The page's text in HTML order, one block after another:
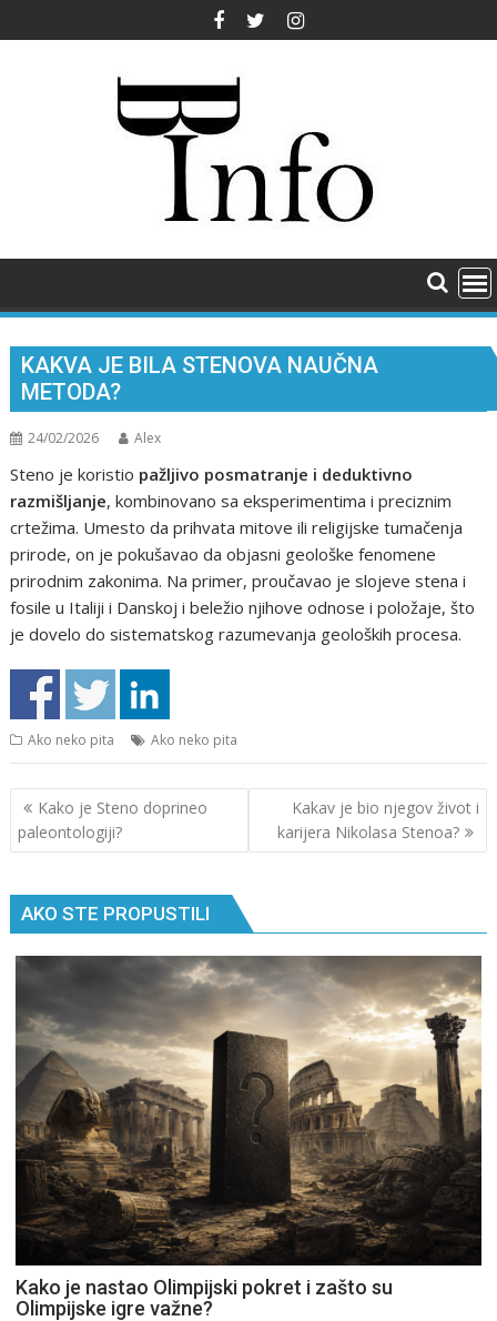
to
KAKVA JE BILA STENOVA NAUČNA
METODA?
24/02/2026 Alex
Steno je koristio pažljivo posmatranje i deduktivno
razmišljanje, kombinovano sa eksperimentima i preciznim
crtežima. Umesto da prihvata mitove ili religijske tumačenja
prirode, on je pokušavao da objasni geološke fenomene
prirodnim zakonima. Na primer, proučavao je slojeve stena i
fosile u Italiji i Danskoj i beležio njihove odnose i položaje, što
je dovelo do sistematskog razumevanja geoloških procesa.
Ako neko pita Ako neko pita
Кретање
чланка
Kako je Steno doprineo
paleontologiji?
Kakav je bio njegov život i
karijera Nikolasa Stenoa?
AKO STE PROPUSTILI
Kako je nastao Olimpijski pokret i zašto su
Olimpijske igre važne?